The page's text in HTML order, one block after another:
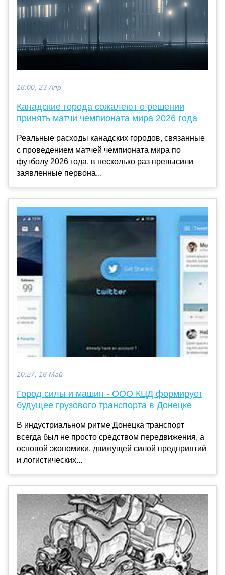
18:00, 23 Апр
Канадские города сожалеют о решении
принять матчи чемпионата мира 2026 года
Реальные расходы канадских городов, связанные
с проведением матчей чемпионата мира по
футболу 2026 года, в несколько раз превысили
заявленные первона...
10:27, 18 Май
Город силы и машин - ООО КЦД формирует
будущее грузового транспорта в Донецке
В индустриальном ритме Донецка транспорт
всегда был не просто средством передвижения, а
основой экономики, движущей силой предприятий
и логистических...